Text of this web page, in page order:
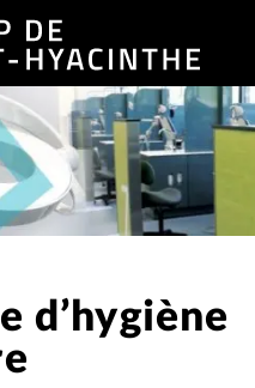
d’hygiène